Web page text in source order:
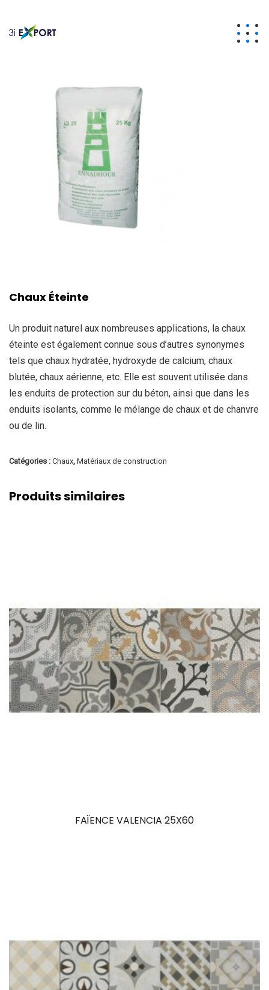
Chaux Éteinte
Un produit naturel aux nombreuses applications, la chaux
éteinte est également connue sous d’autres synonymes
tels que chaux hydratée, hydroxyde de calcium, chaux
blutée, chaux aérienne, etc. Elle est souvent utilisée dans
les enduits de protection sur du béton, ainsi que dans les
enduits isolants, comme le mélange de chaux et de chanvre
ou de lin.
Catégories : Chaux, Matériaux de construction
Produits similaires
FAÏENCE VALENCIA 25X60